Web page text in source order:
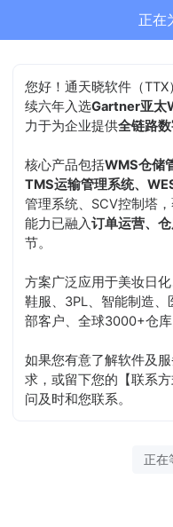
通天晓-
您好！通天晓软件（
续六年入选Gartner亚太
力于为企业提供全链路数
核心产品包括WMS仓储
TMS运输管理系统、
管理系统、SCV控制塔
能力已融入订单运营、
节。
方案广泛应用于美妆日
鞋服、3PL、智能制造
部客户、全球3000+仓库
如果您有意了解软件及
求，或留下您的【联系
问及时和您联系。
2026-08-